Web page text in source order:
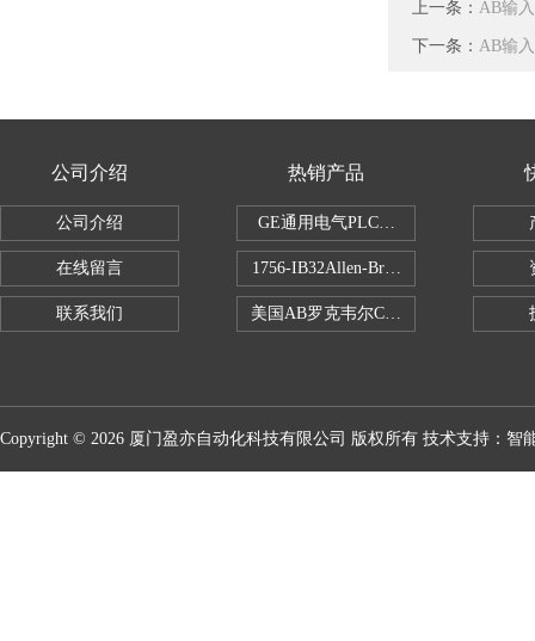
上一条： AB输
下一条： AB输
公司介绍
公司介绍
在线留言
联系我们
热销产品
GE通用电气PLC控制器
1756-IB32Allen-Bradley1756IB32数字
美国AB罗克韦尔CPU处理器
Copyright © 2026 厦门盈亦自动化科技有限公司 版权所有 技术支持： 智